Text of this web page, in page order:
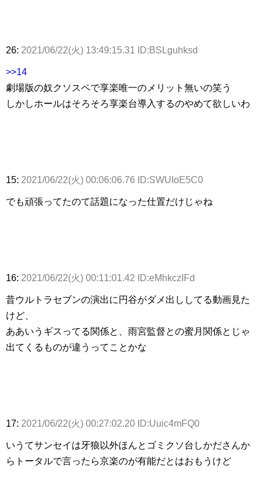
26: 2021/06/22(火) 13:49:15.31 ID:BSLguhksd
>>14
劇場版の奴クソスペで享楽唯一のメリット無いの笑う
しかしホールはそろそろ享楽台導入するのやめて欲しいわ
15: 2021/06/22(火) 00:06:06.76 ID:SWUIoE5C0
でも頑張ってたのて話題になった仕置だけじゃね
16: 2021/06/22(火) 00:11:01.42 ID:eMhkczIFd
昔ウルトラセブンの演出に円谷がダメ出ししてる動画見た
けど、
ああいうギスってる関係と、雨宮監督との蜜月関係とじゃ
出てくるものが違うってことかな
17: 2021/06/22(火) 00:27:02.20 ID:Uuic4mFQ0
いうてサンセイは牙狼以外ほんとゴミクソ台しかださんか
らトータルで言ったら京楽のが有能だとはおもうけど